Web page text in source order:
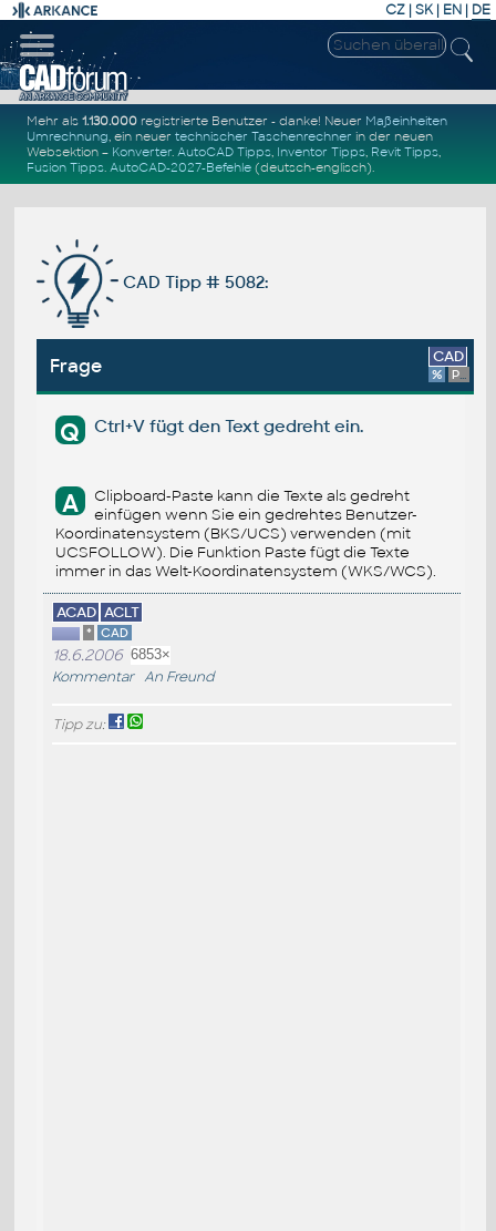
CZ | SK| EN | DE
Mehr als1.130.000 registrierte Benutzer - danke! Neuer Maßeinheiten
Umrechnung, ein neuertechnischer Taschenrechner in der neuen
Websektion – Konverter.AutoCAD Tipps, Inventor Tipps, Revit Tipps,
Fusion Tipps.AutoCAD-2027-Befehle (deutsch-englisch).
CAD Tipp # 5082:
Frage CAD
% Platform
Q Ctrl+V fügt den Text gedreht ein.
A
Clipboard-Paste kann die Texte als gedreht
einfügen wenn Sie ein gedrehtes Benutzer-
Koordinatensystem (BKS/UCS) verwenden (mit
UCSFOLLOW). Die Funktion Paste fügt die Texte
immer in das Welt-Koordinatensystem (WKS/WCS).
ACAD ACLT
* CAD
18.6.2006 6853×
Kommentar An Freund
Tipp zu: